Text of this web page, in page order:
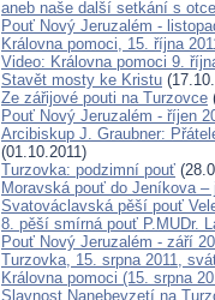
aneb naše další setkání s
Pouť Nový Jeruzalém -
Královna pomoci, 15. října
Video: Královna pomoci 9.
Stavět mosty ke Kristu
Ze zářijové pouti na Turzovce
Pouť Nový Jeruzalém - říjen
Arcibiskup J. Graubner:
(01.10.2011)
Turzovka: podzimní pouť
Moravská pouť do Jeníkova
Svatováclavská pěší pouť
8. pěší smírná pouť P.MUDr.
Pouť Nový Jeruzalém - září
Turzovka, 15. srpna 2011,
Královna pomoci (15. srpna
Slavnost Nanebevzetí na